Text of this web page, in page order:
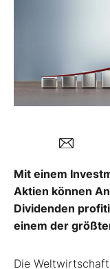
Mein
Mit einem
Aktien können
Dividenden
einem der
Die